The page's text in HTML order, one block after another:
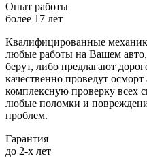
Опыт работы
более 17 лет
Квалифицированные
любые работы на Вашем
берут, либо предлагают
качественно проведут
комплексную проверку всех
любые поломки и
проблем.
Гарантия
до 2-х лет